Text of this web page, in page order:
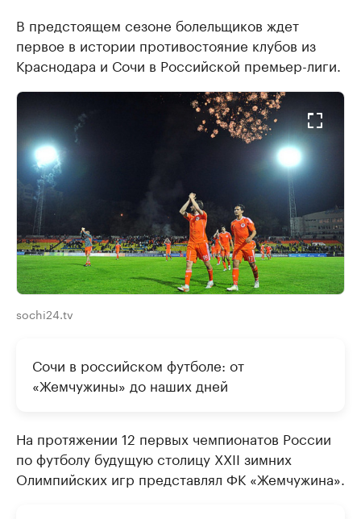
В предстоящем сезоне болельщиков ждет
первое в истории противостояние клубов из
Краснодара и Сочи в Российской премьер-лиги.
sochi24.tv
Сочи в российском футболе: от
«Жемчужины» до наших дней
На протяжении 12 первых чемпионатов России
по футболу будущую столицу XXII зимних
Олимпийских игр представлял ФК «Жемчужина».